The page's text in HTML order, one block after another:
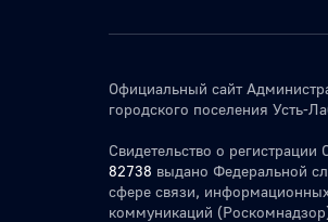
Официальный сайт
городского поселения Усть-
Свидетельство о
82738 выдано Федеральной
сфере связи,
коммуникаций